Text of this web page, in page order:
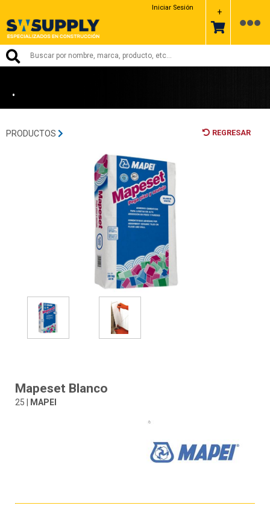
Iniciar Sesión +
•
PRODUCTOS REGRESAR
Mapeset Blanco
25 | MAPEI